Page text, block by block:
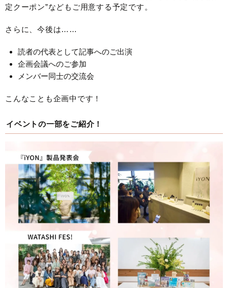
定クーポン”などもご用意する予定です。
さらに、今後は……
読者の代表として記事へのご出演
企画会議へのご参加
メンバー同士の交流会
こんなことも企画中です！
イベントの一部をご紹介！